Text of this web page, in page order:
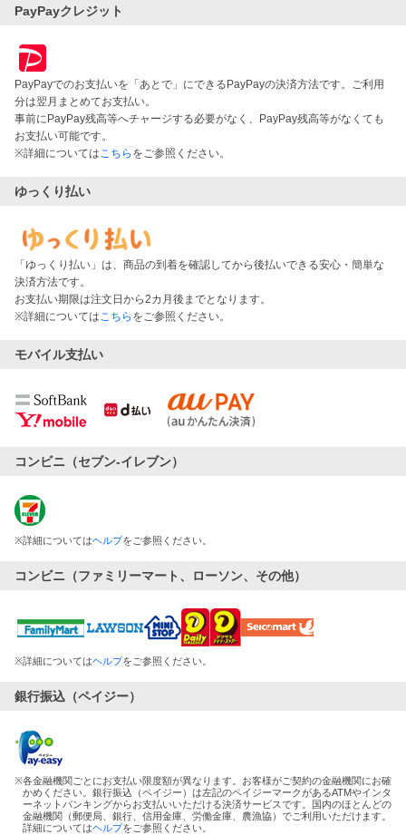
PayPayクレジット
PayPayでのお支払いを「あとで」にできるPayPayの決済方法です。ご利用
分は翌月まとめてお支払い。
事前にPayPay残高等へチャージする必要がなく、PayPay残高等がなくても
お支払い可能です。
※詳細についてはこちら をご参照ください。
ゆっくり払い
「ゆっくり払い」は、商品の到着を確認してから後払いできる安心・簡単な
決済方法です。
お支払い期限は注文日から2カ月後までとなります。
※詳細についてはこちら をご参照ください。
モバイル支払い
コンビニ（セブン-イレブン）
※詳細についてはヘルプをご参照ください。
コンビニ（ファミリーマート、ローソン、その他）
※詳細についてはヘルプをご参照ください。
銀行振込（ペイジー）
※各金融機関ごとにお支払い限度額が異なります。お客様がご契約の金融機関にお確
かめください。銀行振込（ペイジー）は左記のペイジーマークがあるATMやインタ
ーネットバンキングからお支払いいただける決済サービスです。国内のほとんどの
金融機関（郵便局、銀行、信用金庫、労働金庫、農漁協）でご利用いただけます。
詳細についてはヘルプをご参照ください。